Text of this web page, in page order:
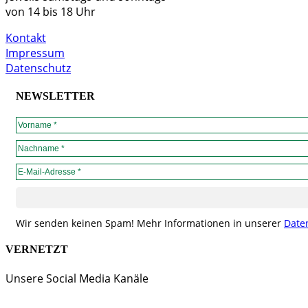
von 14 bis 18 Uhr
Kontakt
Impressum
Datenschutz
NEWSLETTER
Wir senden keinen Spam! Mehr Informationen in unserer
VERNETZT
Unsere Social Media Kanäle